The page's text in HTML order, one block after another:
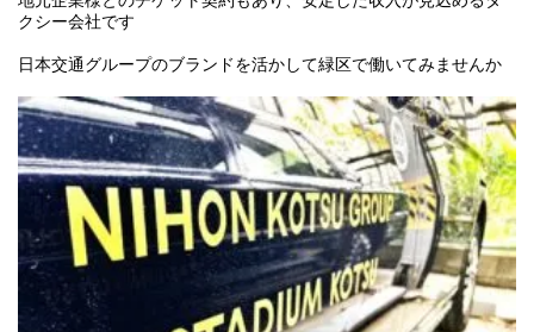
クシー会社です
日本交通グループのブランドを活かして緑区で働いてみませんか